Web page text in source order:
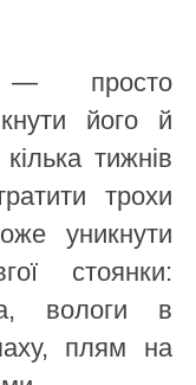
— просто
його й
тижнів
трохи
уникнути
стоянки:
вологи в
плям на